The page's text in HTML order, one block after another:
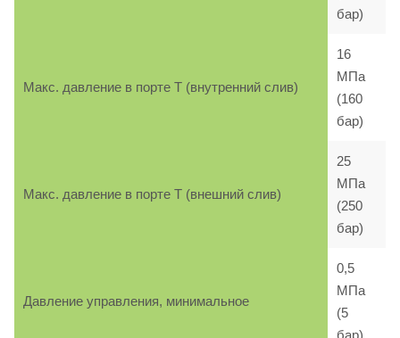
бар)
Макс. давление в порте T (внутренний слив)
16
МПа
(160
бар)
Макс. давление в порте T (внешний слив)
25
МПа
(250
бар)
Давление управления, минимальное
0,5
МПа
(5
бар)